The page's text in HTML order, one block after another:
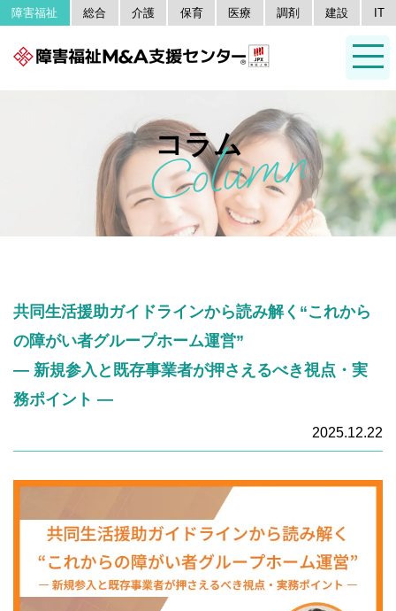
障害福祉 総合 介護 保育 医療 調剤 建設 IT
コラム
共同生活援助ガイドラインから読み解く“これから
の障がい者グループホーム運営”
― 新規参入と既存事業者が押さえるべき視点・実
務ポイント ―
2025.12.22